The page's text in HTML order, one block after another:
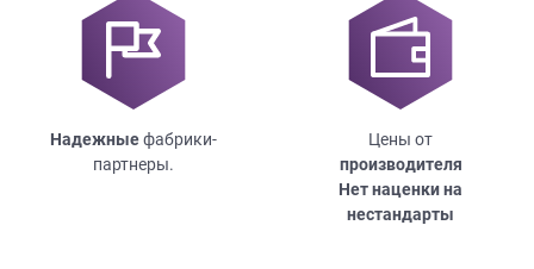
Надежныефабрики-
партнеры.
Цены от
производителя
Нет наценки на
нестандарты